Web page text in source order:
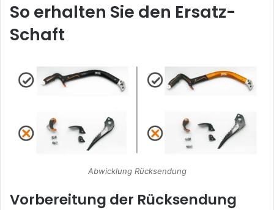
So erhalten Sie den Ersatz-
Schaft
Abwicklung Rücksendung
Vorbereitung der Rücksendung